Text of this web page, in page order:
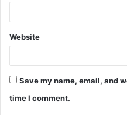
Website
Save my name, email, and
time I comment.